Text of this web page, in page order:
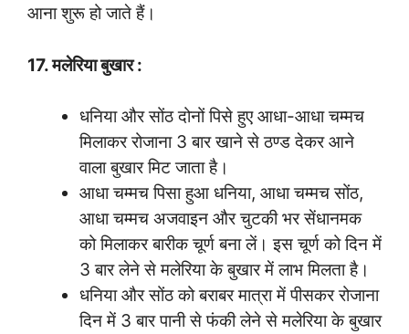
आना शुरू हो जाते हैं।
17. मलेरिया बुखार :
धनिया और सोंठ दोनों पिसे हुए आधा-आधा चम्मच
मिलाकर रोजाना 3 बार खाने से ठण्ड देकर आने
वाला बुखार मिट जाता है।
आधा चम्मच पिसा हुआ धनिया, आधा चम्मच सोंठ,
आधा चम्मच अजवाइन और चुटकी भर सेंधानमक
को मिलाकर बारीक चूर्ण बना लें। इस चूर्ण को दिन में
3 बार लेने से मलेरिया के बुखार में लाभ मिलता है।
धनिया और सोंठ को बराबर मात्रा में पीसकर रोजाना
दिन में 3 बार पानी से फंकी लेने से मलेरिया के बुखार